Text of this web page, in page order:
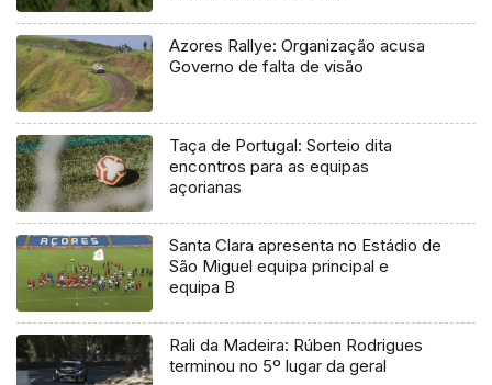
Azores Rallye: Organização acusa
Governo de falta de visão
Taça de Portugal: Sorteio dita
encontros para as equipas
açorianas
Santa Clara apresenta no Estádio de
São Miguel equipa principal e
equipa B
Rali da Madeira: Rúben Rodrigues
terminou no 5º lugar da geral